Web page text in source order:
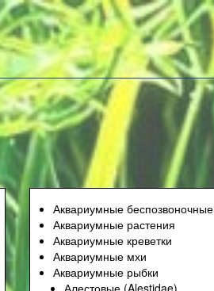
Аквариумные беспозвоночные
Аквариумные растения
Аквариумные креветки
Аквариумные мхи
Аквариумные рыбки